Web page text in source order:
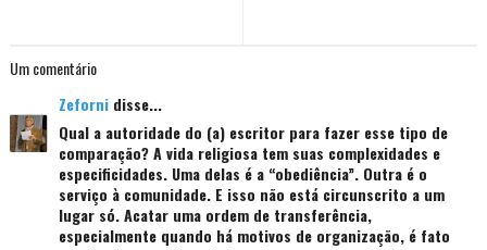
Um comentário
Zefornidisse...
Qual a autoridade do (a) escritor para fazer esse tipo de
comparação? A vida religiosa tem suas complexidades e
especificidades. Uma delas é a “obediência”. Outra é o
serviço à comunidade. E isso não está circunscrito a um
lugar só. Acatar uma ordem de transferência,
especialmente quando há motivos de organização, é fato